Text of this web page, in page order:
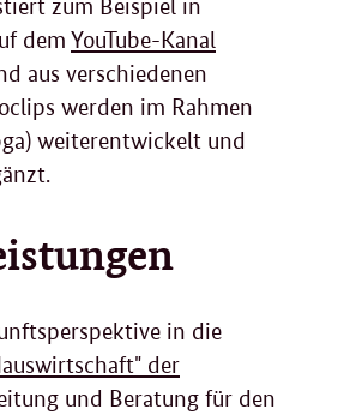
zum Beispiel in
dem YouTube-Kanal
aus verschiedenen
werden im Rahmen
weiterentwickelt und
in die
der
und Beratung für den